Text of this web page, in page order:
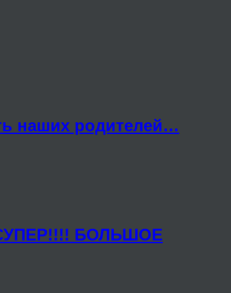
наших родителей…
БОЛЬШОЕ